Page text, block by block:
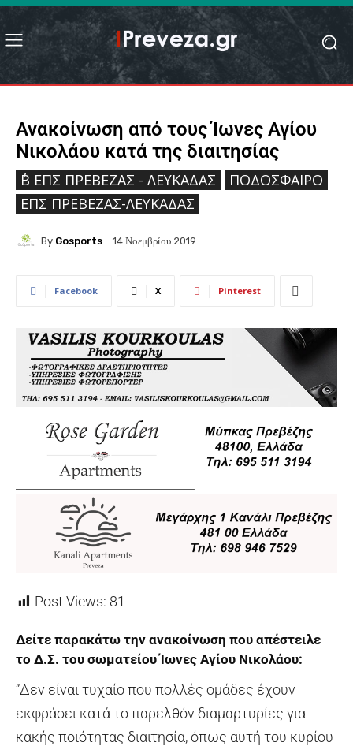
Ανακοίνωση από τους Ίωνες Αγίου
Νικολάου κατά της διαιτησίας
΄Β ΕΠΣ ΠΡΈΒΕΖΑΣ - ΛΕΥΚΆΔΑΣ
ΠΟΔΌΣΦΑΙΡΟ
ΕΠΣ ΠΡΈΒΕΖΑΣ-ΛΕΥΚΆΔΑΣ
By Gosports 14 Νοεμβρίου 2019
Facebook X Pinterest
Post Views: 81
Δείτε παρακάτω την ανακοίνωση που απέστειλε
το Δ.Σ. του σωματείου Ίωνες Αγίου Νικολάου:
”Δεν είναι τυχαίο που πολλές ομάδες έχουν
εκφράσει κατά το παρελθόν διαμαρτυρίες για
κακής ποιότητας διαιτησία, όπως αυτή του κυρίου